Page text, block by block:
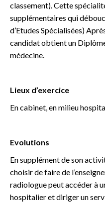
classement). Cette
supplémentaires qui
d’Etudes Spécialisées)
candidat obtient un
médecine.
Lieux d’exercice
En cabinet, en milieu
Evolutions
En supplément de son
choisir de faire de
radiologue peut accéder à
hospitalier et diriger un